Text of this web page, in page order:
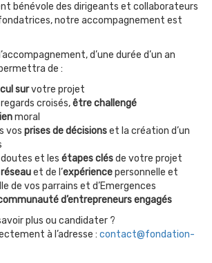
bénévole des dirigeants et collaborateurs
notre accompagnement est
d’une durée d’un an
de :
survotre projet
croisés,être challengé
moral
vos prises de décisionset la création d’un
et les étapes clésde votre projet
réseauet de l’expériencepersonnelle et
de vos parrains et d’Emergences
d’entrepreneurs engagés
plus ou candidater ?
à l’adresse : contact@fondation-